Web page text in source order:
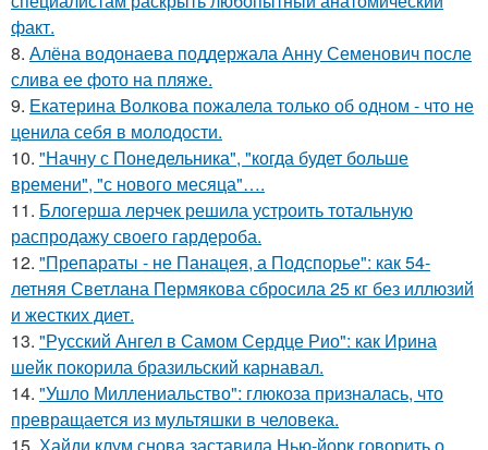
факт.
8. Алёна водонаева поддержала Анну Семенович после
слива ее фото на пляже.
9. Екатерина Волкова пожалела только об одном - что не
ценила себя в молодости.
10. "Начну с Понедельника", "когда будет больше
времени", "с нового месяца"….
11. Блогерша лерчек решила устроить тотальную
распродажу своего гардероба.
12. "Препараты - не Панацея, а Подспорье": как 54-
летняя Светлана Пермякова сбросила 25 кг без иллюзий
и жестких диет.
13. "Русский Ангел в Самом Сердце Рио": как Ирина
шейк покорила бразильский карнавал.
14. "Ушло Миллениальство": глюкоза призналась, что
превращается из мультяшки в человека.
15. Хайди клум снова заставила Нью-йорк говорить о